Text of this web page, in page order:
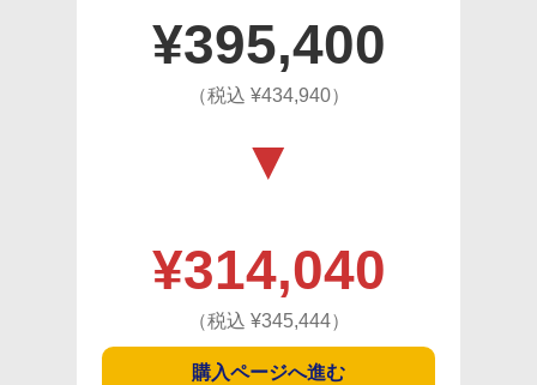
¥395,400
（税込 ¥434,940）
¥314,040
（税込 ¥345,444）
購入ページへ進む